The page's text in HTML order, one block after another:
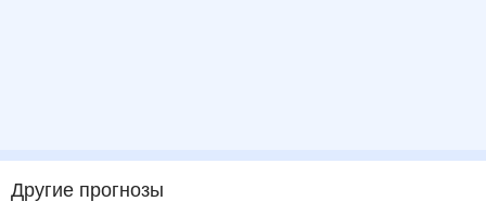
Другие прогнозы